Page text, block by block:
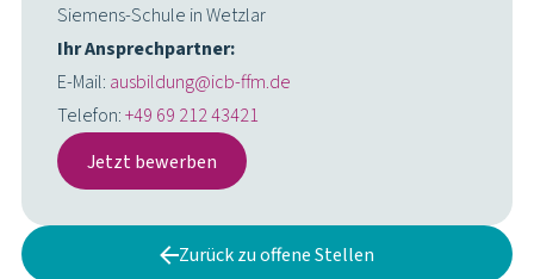
Zurück zu offene Stellen
Siemens-Schule in Wetzlar
Ihr Ansprechpartner:
E-Mail: ausbildung@icb-ffm.de
Telefon:+49 69 212 43421
Jetzt bewerben